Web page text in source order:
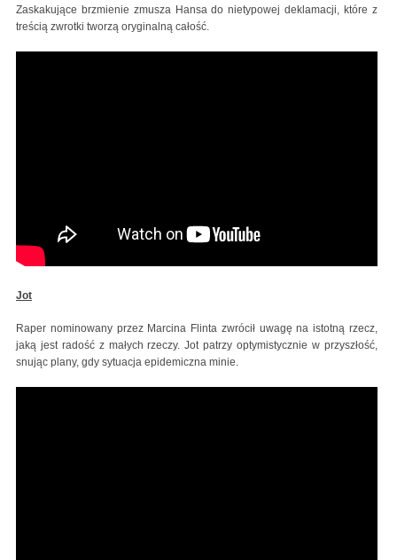
Zaskakujące brzmienie zmusza Hansa do nietypowej deklamacji, które z
treścią zwrotki tworzą oryginalną całość.
Jot
Raper nominowany przez Marcina Flinta zwrócił uwagę na istotną rzecz,
jaką jest radość z małych rzeczy. Jot patrzy optymistycznie w przyszłość,
snując plany, gdy sytuacja epidemiczna minie.